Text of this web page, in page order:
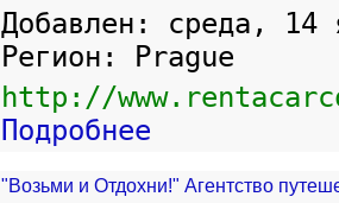
Добавлен: среда, 14
Регион: Prague
http://
Подробнее
"Возьми и Отдохни!" Агентство